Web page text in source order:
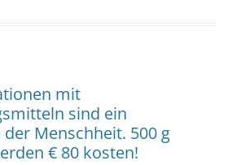
mit
sind ein
Menschheit. 500 g
€ 80 kosten!